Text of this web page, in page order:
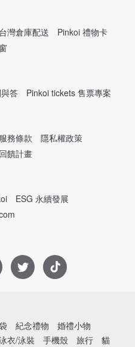
灣倉庫配送
Pinkoi 禮物卡
答 Pinkoi tickets 售票專案
服務條款
隱私權政策
饋計畫
ESG 永續發展
紀念禮物
婚禮小物
衣/泳裝 手機殼 旅行 貓